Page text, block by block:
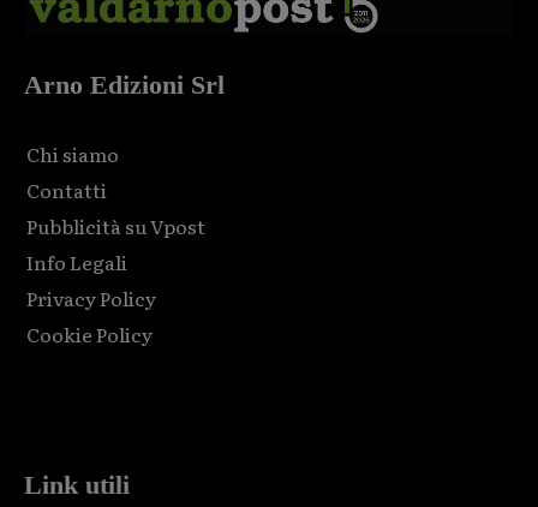
Arno Edizioni Srl
Chi siamo
Contatti
Pubblicità su Vpost
Info Legali
Privacy Policy
Cookie Policy
Link utili